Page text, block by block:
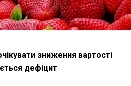
зниження вартості
дефіцит